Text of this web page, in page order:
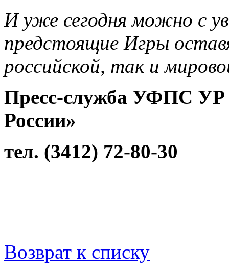
И уже сегодня можно с
предстоящие Игры
российской, так и
Пресс-служба УФПС
России»
тел. (3412) 72-80-30
Возврат к списку